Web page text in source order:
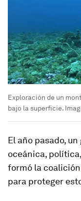
Exploración de un
bajo la superficie.
El año pasado,
oceánica,
formó la coalición
para proteger